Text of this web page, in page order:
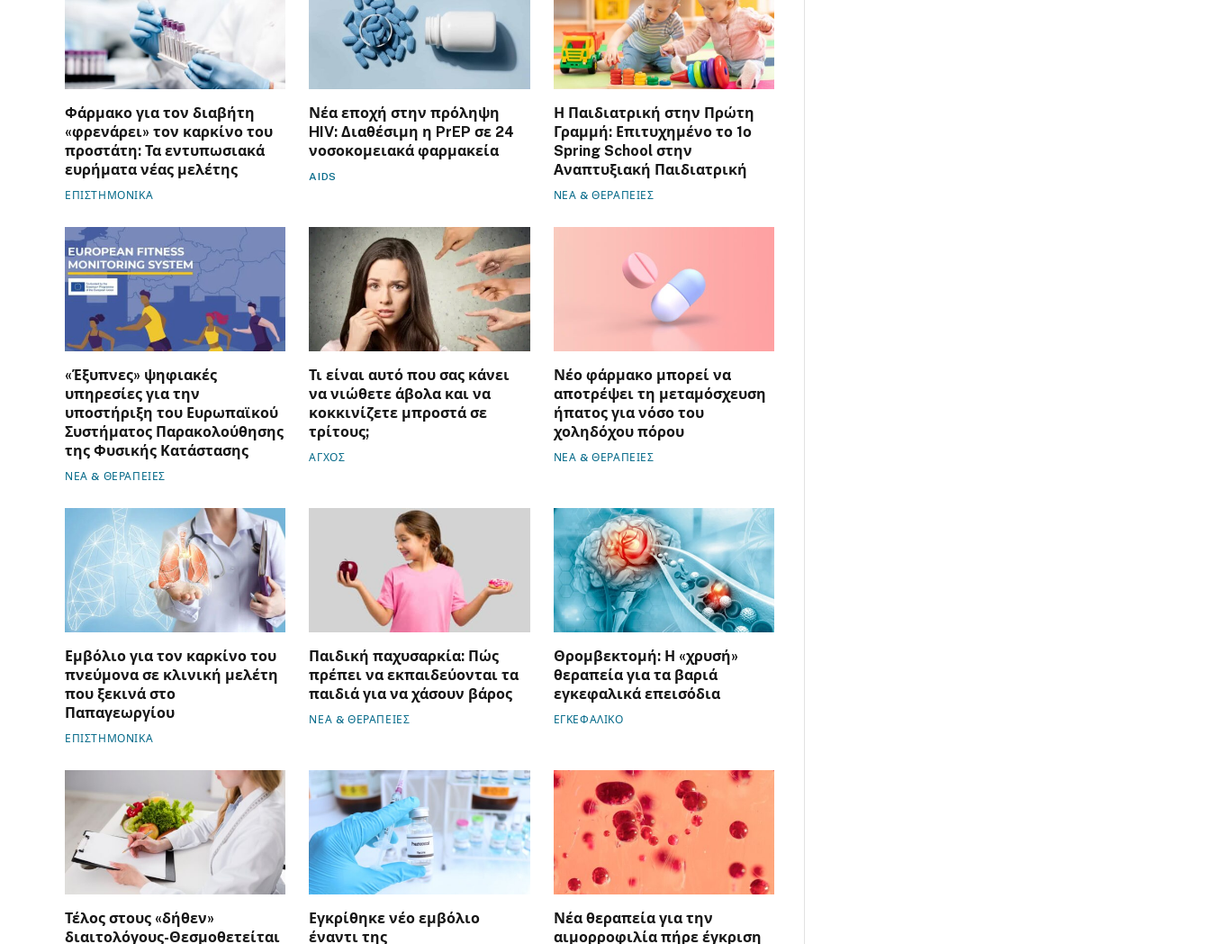
Φάρμακο για τον διαβήτη
«φρενάρει» τον καρκίνο του
προστάτη: Τα εντυπωσιακά
ευρήματα νέας μελέτης
ΕΠΙΣΤΗΜΟΝΙΚΑ
Νέα εποχή στην πρόληψη
HIV: Διαθέσιμη η PrEP σε 24
νοσοκομειακά φαρμακεία
AIDS
Η Παιδιατρική στην Πρώτη
Γραμμή: Επιτυχημένο το 1ο
Spring School στην
Αναπτυξιακή Παιδιατρική
ΝΕΑ & ΘΕΡΑΠΕΙΕΣ
«Έξυπνες» ψηφιακές
υπηρεσίες για την
υποστήριξη του Ευρωπαϊκού
Συστήματος Παρακολούθησης
της Φυσικής Κατάστασης
ΝΕΑ & ΘΕΡΑΠΕΙΕΣ
Τι είναι αυτό που σας κάνει
να νιώθετε άβολα και να
κοκκινίζετε μπροστά σε
τρίτους;
ΑΓΧΟΣ
Νέο φάρμακο μπορεί να
αποτρέψει τη μεταμόσχευση
ήπατος για νόσο του
χοληδόχου πόρου
ΝΕΑ & ΘΕΡΑΠΕΙΕΣ
Εμβόλιο για τον καρκίνο του
πνεύμονα σε κλινική μελέτη
που ξεκινά στο
Παπαγεωργίου
ΕΠΙΣΤΗΜΟΝΙΚΑ
Παιδική παχυσαρκία: Πώς
πρέπει να εκπαιδεύονται τα
παιδιά για να χάσουν βάρος
ΝΕΑ & ΘΕΡΑΠΕΙΕΣ
Θρομβεκτομή: Η «χρυσή»
θεραπεία για τα βαριά
εγκεφαλικά επεισόδια
ΕΓΚΕΦΑΛΙΚΟ
Τέλος στους «δήθεν»
διαιτολόγους-Θεσμοθετείται
Εγκρίθηκε νέο εμβόλιο
έναντι της
Νέα θεραπεία για την
αιμορροφιλία πήρε έγκριση